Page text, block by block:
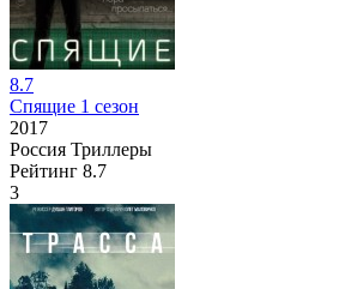
8.7
Спящие 1 сезон
2017
Россия Триллеры
Рейтинг 8.7
3